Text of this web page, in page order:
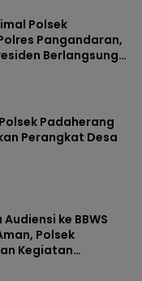
Polsek
Pangandaran,
Berlangsung
Padaherang
Perangkat Desa
ke BBWS
Polsek
Kegiatan